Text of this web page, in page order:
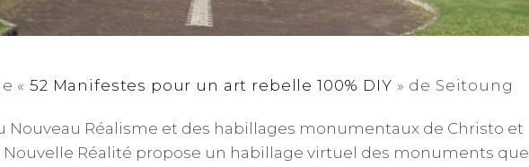
«52 Manifestes pour un art rebelle 100% DIY » de Seitoung
Nouveau Réalisme et des habillages monumentaux de Christo et
Nouvelle Réalité propose un habillage virtuel des monuments que